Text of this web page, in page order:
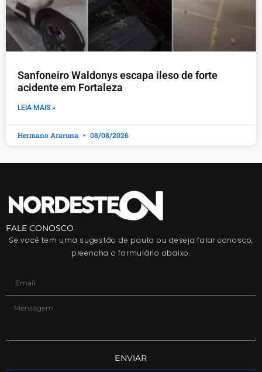
Sanfoneiro Waldonys escapa ileso de forte
acidente em Fortaleza
LEIA MAIS »
Hermano Araruna 08/08/2026
FALE CONOSCO
Se você tem uma sugestão de pauta ou deseja falar conosco,
preencha o formulário abaixo.
ENVIAR